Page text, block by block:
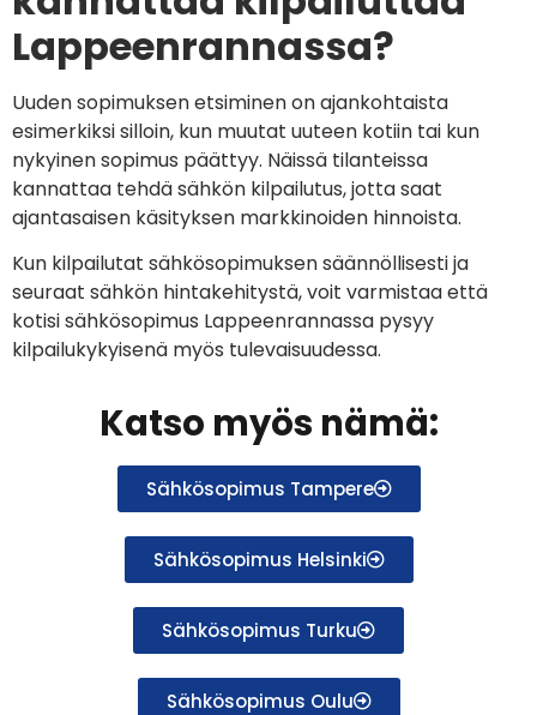
Lappeenrannassa?
Uuden sopimuksen etsiminen on ajankohtaista
esimerkiksi silloin, kun muutat uuteen kotiin tai kun
nykyinen sopimus päättyy. Näissä tilanteissa
kannattaa tehdä sähkön kilpailutus, jotta saat
ajantasaisen käsityksen markkinoiden hinnoista.
Kun kilpailutat sähkösopimuksen säännöllisesti ja
seuraat sähkön hintakehitystä, voit varmistaa että
kotisi sähkösopimus Lappeenrannassa pysyy
kilpailukykyisenä myös tulevaisuudessa.
Katso myös nämä:
Sähkösopimus Tampere
Sähkösopimus Helsinki
Sähkösopimus Turku
Sähkösopimus Oulu